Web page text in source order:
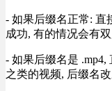
- 如果后缀名正常: 直
成功, 有的情况会有
- 如果后缀名是
之类的视频, 后缀名